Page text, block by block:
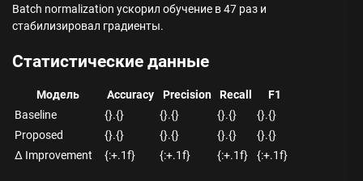
Batch normalization ускорил обучение в 47 раз и
стабилизировал градиенты.
Статистические данные
Модель Accuracy Precision Recall
F1
Baseline
{}.{} {}.{} {}.{}
{}.{}
Proposed
{}.{} {}.{} {}.{}
{}.{}
Δ Improvement
{:+.1f} {:+.1f} {:+.1f} {:+.1f}